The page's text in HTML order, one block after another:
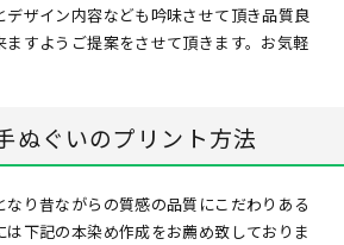
ザイン内容なども吟味させて頂き品質良
ますようご提案をさせて頂きます。お気軽
ぬぐいのプリント方法
り昔ながらの質感の品質にこだわりある
下記の本染め作成をお薦め致しておりま